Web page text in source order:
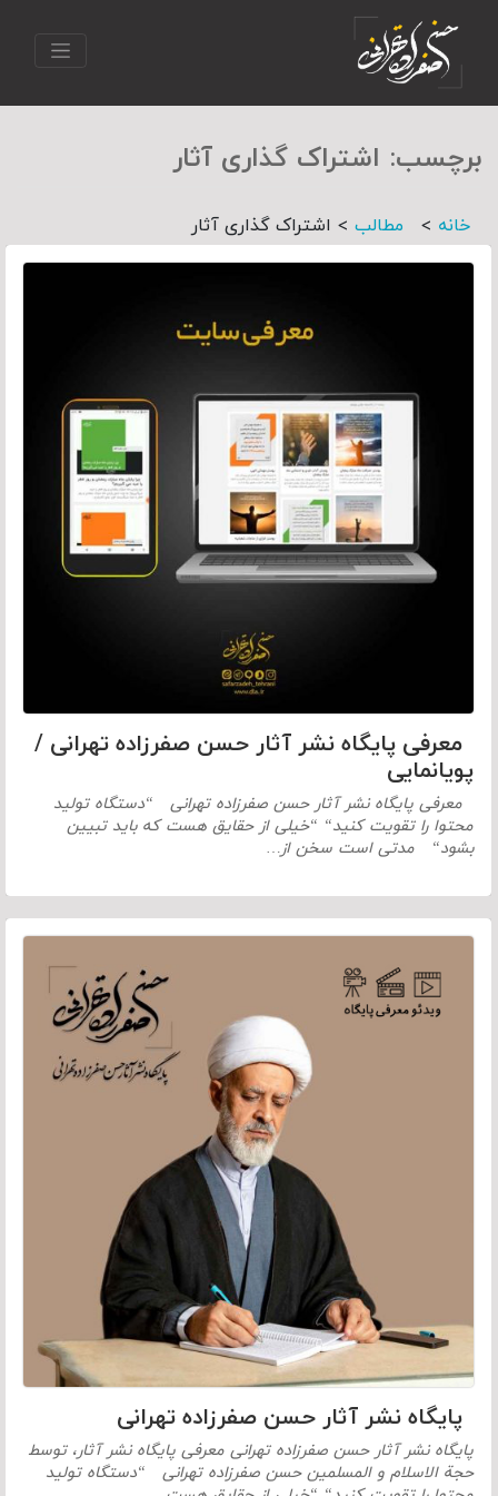
برچسب: اشتراک گذاری آثار
خانه > مطالب > اشتراک گذاری آثار
معرفی پایگاه نشر آثار حسن صفرزاده تهرانی /
پویانمایی
معرفی پایگاه نشر آثار حسن صفرزاده تهرانی “دستگاه تولید
محتوا را تقویت کنید“ “خیلی از حقایق هست که باید تبیین
بشود“ مدتی است سخن از…
پایگاه نشر آثار حسن صفرزاده تهرانی
پایگاه نشر آثار حسن صفرزاده تهرانی معرفی پایگاه نشر آثار، توسط
حجة الاسلام و المسلمین حسن صفرزاده تهرانی “دستگاه تولید